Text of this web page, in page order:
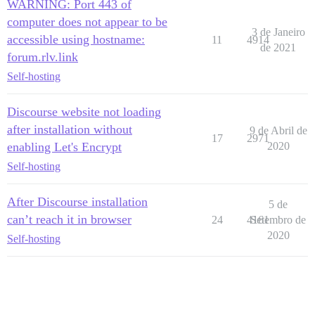
WARNING: Port 443 of
computer does not appear to be
accessible using hostname:
forum.rlv.link
Self-hosting
11 4914
3 de Janeiro
de 2021
Discourse website not loading
after installation without
enabling Let's Encrypt
Self-hosting
17 2971
9 de Abril de
2020
After Discourse installation
can’t reach it in browser
Self-hosting
24 4161
5 de
Setembro de
2020